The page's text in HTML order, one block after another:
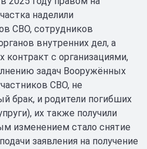
наделили
СВО, сотрудников
внутренних дел, а
с организациями,
задач Вооружённых
СВО, не
брак, и родители погибших
их также получили
изменением стало снятие
заявления на получение